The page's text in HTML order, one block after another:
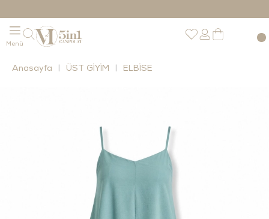
Anasayfa ÜST GİYİM ELBİSE